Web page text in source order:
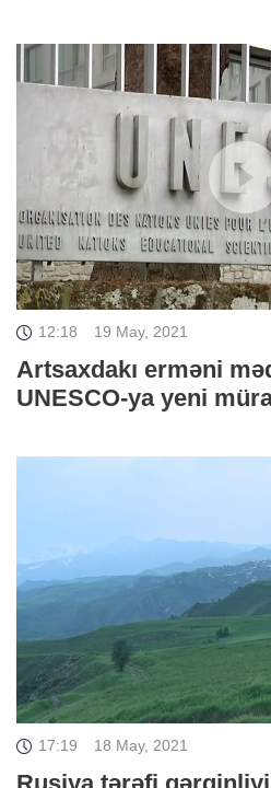
12:18 19 May, 2021
Artsaxdakı erməni
UNESCO-ya yeni
17:19 18 May, 2021